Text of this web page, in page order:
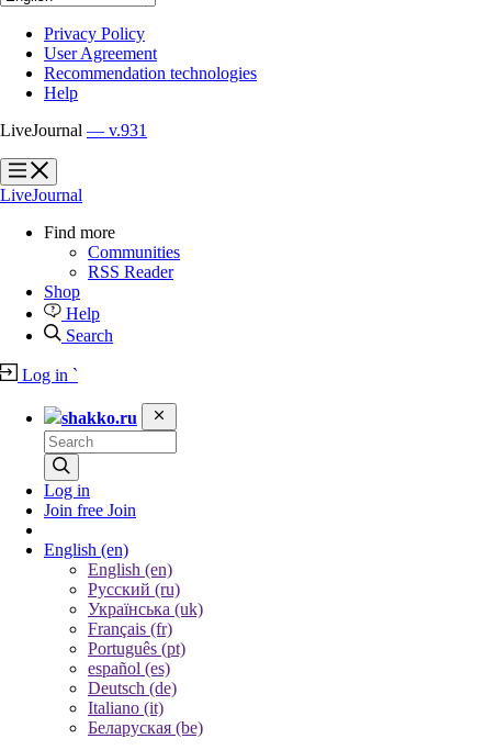
Privacy Policy
User Agreement
Recommendation technologies
Help
LiveJournal — v.931
?
?
LiveJournal
Find more
Communities
RSS Reader
Shop
Help
Search
Log in `
shakko.ru
Log in
Join free Join
English (en)
English (en)
Русский (ru)
Українська (uk)
Français (fr)
Português (pt)
español (es)
Deutsch (de)
Italiano (it)
Беларуская (be)